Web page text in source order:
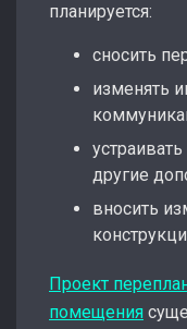
планируется:
сносить
изменять
другие
вносить
Проект
помещения